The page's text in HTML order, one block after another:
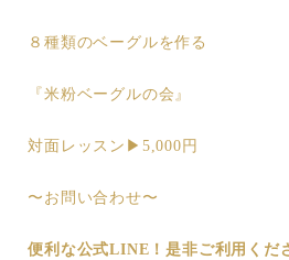
８種類のベーグルを作る
『米粉ベーグルの会』
対面レッスン▶︎5,000円
〜お問い合わせ〜
便利な公式LINE！是非ご利用くだ